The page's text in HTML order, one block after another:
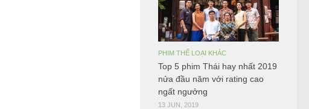
PHIM THỂ LOẠI KHÁC
Top 5 phim Thái hay nhất 2019
nửa đầu năm với rating cao
ngất ngưởng
13 JUN, 2019